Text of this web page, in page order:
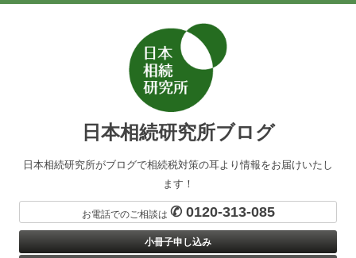
日本相続研究所ブログ
日本相続研究所がブログで相続税対策の耳より情報をお届けいたし
ます！
お電話でのご相談は ✆ 0120-313-085
小冊子申し込み